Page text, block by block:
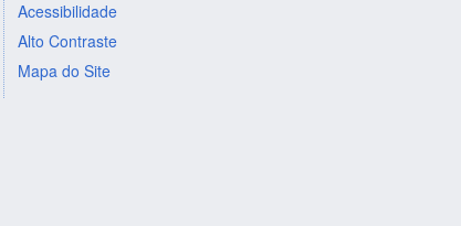
Acessibilidade
Alto Contraste
Mapa do Site